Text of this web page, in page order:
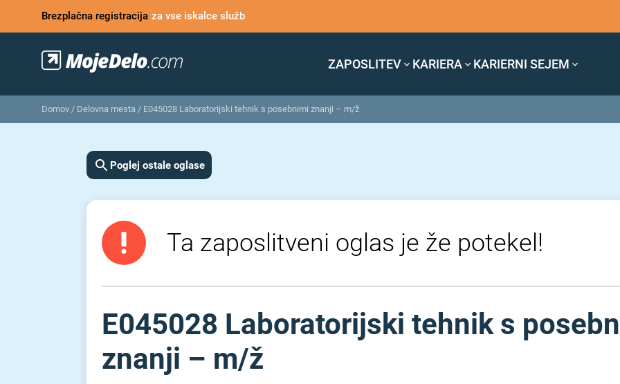
Brezplačna registracija za vse iskalce služb
ZAPOSLITEV KARIERA KARIERNI SEJEM
Domov / Delovna mesta / E045028 Laboratorijski tehnik s posebnimi znanji – m/ž
Poglej ostale oglase
Ta zaposlitveni oglas je že potekel!
E045028 Laboratorijski tehnik s
znanji – m⁠/⁠ž